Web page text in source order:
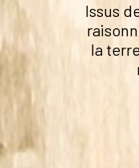
Issus
la